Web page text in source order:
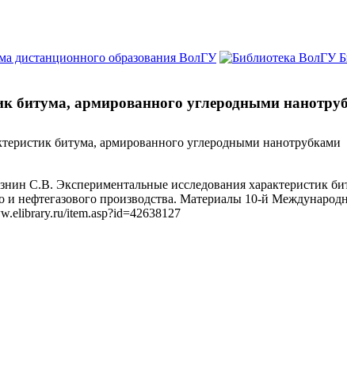
дистанционного образования ВолГУ
битума, армированного углеродными
битума, армированного углеродными нанотрубками
С.В. Экспериментальные исследования характеристик
и нефтегазового производства. Материалы 10-й
item.asp?id=42638127